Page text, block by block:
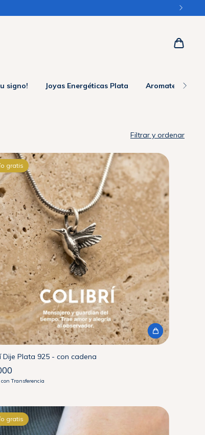
signo! Joyas Energéticas Plata Aromaterapia
Filtrar y ordenar
gratis
Dije Plata 925 - con cadena
con Transferencia
gratis